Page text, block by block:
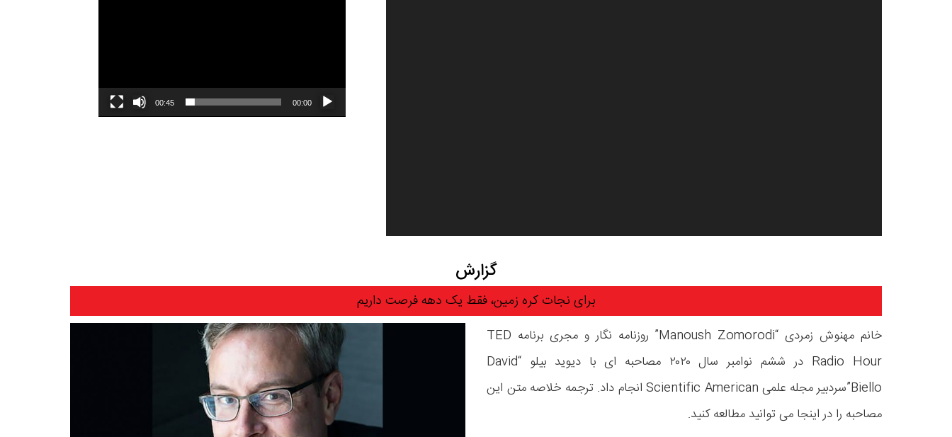
00:00
00:45
گزارش
برای نجات کره زمین، فقط یک دهه فرصت داریم
خانم مهنوش زمردی “Manoush Zomorodi” روزنامه نگار و مجری برنامه TED
Radio Hour در ششم نوامبر سال ۲۰۲۰ مصاحبه ای با دیوید بیلو “David
Biello”سردبیر مجله علمی Scientific American انجام داد. ترجمه خلاصه متن این
مصاحبه را در اینجا می توانید مطالعه کنید.